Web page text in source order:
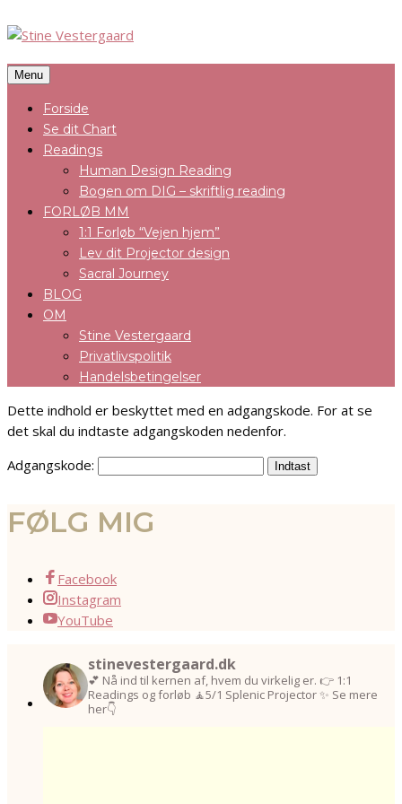
Menu
Forside
Se dit Chart
Readings
Human Design Reading
Bogen om DIG – skriftlig reading
FORLØB MM
1:1 Forløb “Vejen hjem”
Lev dit Projector design
Sacral Journey
BLOG
OM
Stine Vestergaard
Privatlivspolitik
Handelsbetingelser
Dette indhold er beskyttet med en adgangskode. For at se
det skal du indtaste adgangskoden nedenfor.
Adgangskode:
FØLG MIG
Facebook
Instagram
YouTube
stinevestergaard.dk
💕 Nå ind til kernen af, hvem du virkelig er. 👉 1:1
Readings og forløb 🧘5/1 Splenic Projector✨ Se mere
her👇